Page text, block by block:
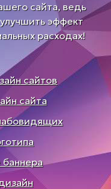
сайта, ведь
эффект
расходах!
сайтов
сайта